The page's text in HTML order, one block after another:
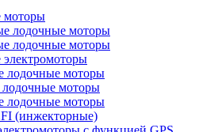
моторы
лодочные моторы
лодочные моторы
лодочные моторы
моторы
лодочные моторы
(инжекторные)